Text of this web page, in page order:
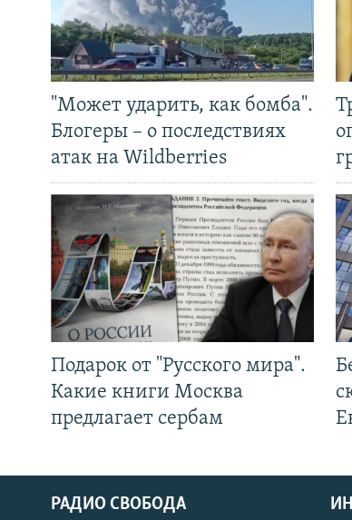
"Может ударить, как бомба".
Блогеры – о последствиях
атак на Wildberries
Подарок от "Русского мира".
Какие книги Москва
предлагает сербам
РАДИО СВОБОДА